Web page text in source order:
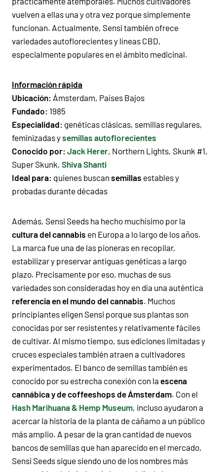
vuelven a ellas una y otra vez porque simplemente
funcionan. Actualmente, Sensi también ofrece
variedades autoflorecientes y líneas CBD,
especialmente populares en el ámbito medicinal.
Información rápida
Ubicación: Ámsterdam, Países Bajos
Fundado: 1985
Especialidad: genéticas clásicas, semillas regulares,
feminizadas ysemillas autoflorecientes
Conocido por: Jack Herer, Northern Lights, Skunk #1,
Super Skunk, Shiva Shanti
Ideal para: quienes buscan semillas estables y
probadas durante décadas
Además, Sensi Seeds ha hecho muchísimo por la
cultura del cannabis en Europa a lo largo de los años.
La marca fue una de las pioneras en recopilar,
estabilizar y preservar antiguas genéticas a largo
plazo. Precisamente por eso, muchas de sus
variedades son consideradas hoy en día una auténtica
referencia en el mundo del cannabis. Muchos
principiantes eligen Sensi porque sus plantas son
conocidas por ser resistentes y relativamente fáciles
de cultivar. Al mismo tiempo, sus ediciones limitadas y
cruces especiales también atraen a cultivadores
experimentados. El banco de semillas también es
conocido por su estrecha conexión con la escena
cannábica y de coffeeshops de Ámsterdam. Con el
Hash Marihuana & Hemp Museum, incluso ayudaron a
acercar la historia de la planta de cáñamo a un público
más amplio. A pesar de la gran cantidad de nuevos
bancos de semillas que han aparecido en el mercado,
Sensi Seeds sigue siendo uno de los nombres más